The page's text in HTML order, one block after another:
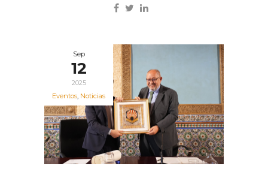
Sep
12
2025
Eventos, Noticias